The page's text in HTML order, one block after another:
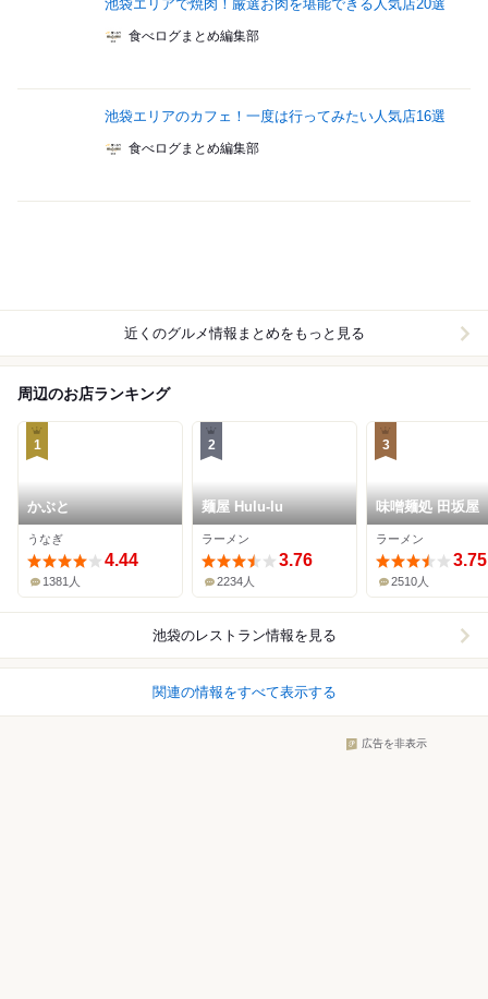
池袋エリアで焼肉！厳選お肉を堪能できる人気店20選
食べログまとめ編集部
池袋エリアのカフェ！一度は行ってみたい人気店16選
食べログまとめ編集部
近くのグルメ情報まとめをもっと見る
周辺のお店ランキング
1
かぶと
うなぎ
4.44
1381人
2
麺屋 Hulu-lu
ラーメン
3.76
2234人
3
味噌麺処 田坂屋
ラーメン
3.75
2510人
池袋のレストラン情報を見る
関連の情報をすべて表示する
広告を非表示